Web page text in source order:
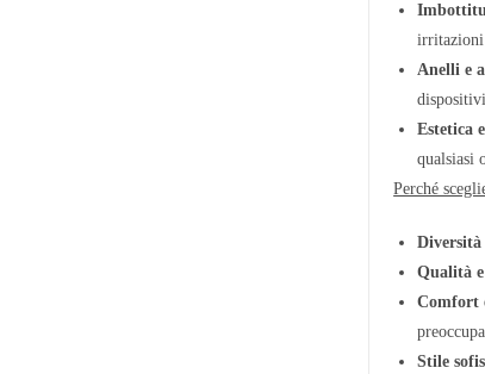
irritazioni
Anelli e
Estetica
qualsiasi
Perché
Qualità
Comfort
Stile